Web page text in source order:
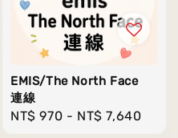
EMIS/The North Face
連線
Regular
NT$ 970 - NT$ 7,640